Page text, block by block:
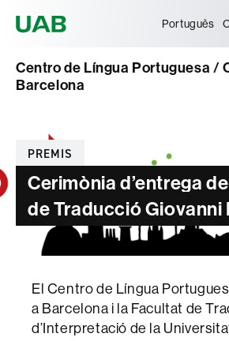
Português
Centro de Língua Portuguesa /
Barcelona
Categories
PREMIS
Cerimònia d’entrega
de Traducció Giovanni
El Centro de Língua
a Barcelona i la Facultat de
d’Interpretació de la